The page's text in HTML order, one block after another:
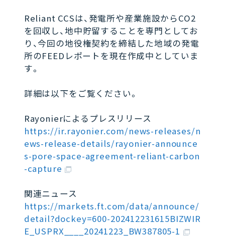
Reliant CCSは、発電所や産業施設からCO2
を回収し、地中貯留することを専門としてお
り、今回の地役権契約を締結した地域の発電
所のFEEDレポートを現在作成中としていま
す。
詳細は以下をご覧ください。
Rayonierによるプレスリリース
https://ir.rayonier.com/news-releases/n
ews-release-details/rayonier-announce
s-pore-space-agreement-reliant-carbon
-capture
関連ニュース
https://markets.ft.com/data/announce/
detail?dockey=600-202412231615BIZWIR
E_USPRX____20241223_BW387805-1